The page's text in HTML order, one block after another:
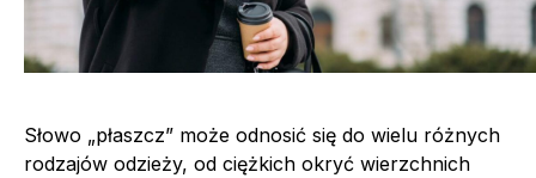
Słowo „płaszcz” może odnosić się do wielu różnych
rodzajów odzieży, od ciężkich okryć wierzchnich